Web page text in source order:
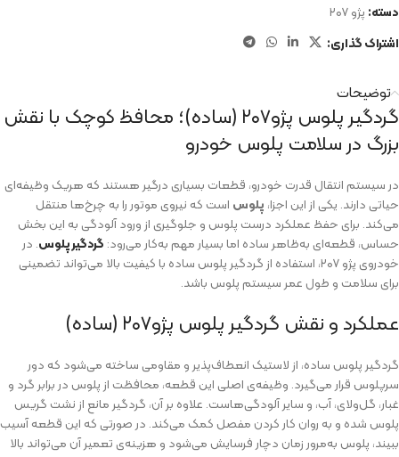
دسته: پژو ۲۰۷
اشتراک گذاری:
توضیحات
گردگیر پلوس پژو۲۰۷ (ساده)؛ محافظ کوچک با نقش
بزرگ در سلامت پلوس خودرو
در سیستم انتقال قدرت خودرو، قطعات بسیاری درگیر هستند که هریک وظیفه‌ای
حیاتی دارند. یکی از این اجزا، پلوس است که نیروی موتور را به چرخ‌ها منتقل
می‌کند. برای حفظ عملکرد درست پلوس و جلوگیری از ورود آلودگی به این بخش
حساس، قطعه‌ای به‌ظاهر ساده اما بسیار مهم به‌کار می‌رود: گردگیر پلوس. در
خودروی پژو ۲۰۷، استفاده از گردگیر پلوس ساده با کیفیت بالا می‌تواند تضمینی
برای سلامت و طول عمر سیستم پلوس باشد.
عملکرد و نقش گردگیر پلوس پژو۲۰۷ (ساده)
گردگیر پلوس ساده، از لاستیک انعطاف‌پذیر و مقاومی ساخته می‌شود که دور
سرپلوس قرار می‌گیرد. وظیفه‌ی اصلی این قطعه، محافظت از پلوس در برابر گرد‌ و
غبار، گل‌ولای، آب، و سایر آلودگی‌هاست. علاوه بر آن، گردگیر مانع از نشت گریس
پلوس شده و به روان کار کردن مفصل کمک می‌کند. در صورتی‌ که این قطعه آسیب
ببیند، پلوس به‌مرور زمان دچار فرسایش می‌شود و هزینه‌ی تعمیر آن می‌تواند بالا